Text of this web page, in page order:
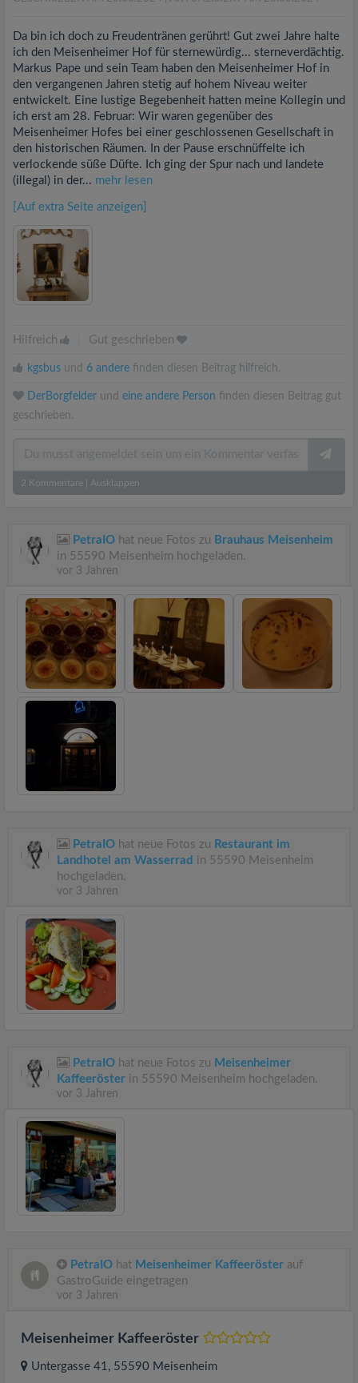
Da bin ich doch zu Freudentränen gerührt! Gut zwei Jahre halte
ich den Meisenheimer Hof für sternewürdig... sterneverdächtig.
Markus Pape und sein Team haben den Meisenheimer Hof in
den vergangenen Jahren stetig auf hohem Niveau weiter
entwickelt. Eine lustige Begebenheit hatten meine Kollegin und
ich erst am 28. Februar: Wir waren gegenüber des
Meisenheimer Hofes bei einer geschlossenen Gesellschaft in
den historischen Räumen. In der Pause erschnüffelte ich
verlockende süße Düfte. Ich ging der Spur nach und landete
(illegal) in der... mehr lesen
[Auf extra Seite anzeigen]
Hilfreich Gut geschrieben
kgsbus und 6 andere finden diesen Beitrag hilfreich.
DerBorgfelder und eine andere Person finden diesen Beitrag gut
geschrieben.
2 Kommentare Ausklappen
PetraIO hat neue Fotos zu Brauhaus Meisenheim
in 55590 Meisenheim hochgeladen.
vor 3 Jahren
PetraIO hat neue Fotos zu Restaurant im
Landhotel am Wasserrad in 55590 Meisenheim
hochgeladen.
vor 3 Jahren
PetraIO hat neue Fotos zu Meisenheimer
Kaffeeröster in 55590 Meisenheim hochgeladen.
vor 3 Jahren
PetraIO hat Meisenheimer Kaffeeröster auf
GastroGuide eingetragen
vor 3 Jahren
Meisenheimer Kaffeeröster
Untergasse 41 , 55590 Meisenheim